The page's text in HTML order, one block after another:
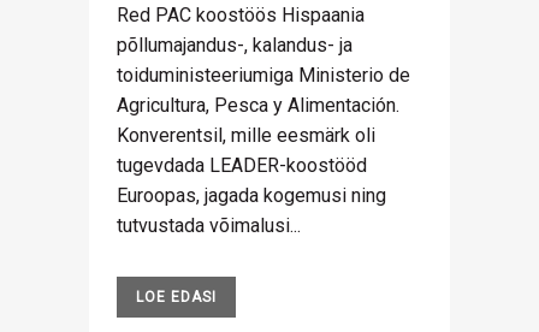
Red PAC koostöös Hispaania
põllumajandus-, kalandus- ja
toiduministeeriumiga Ministerio de
Agricultura, Pesca y Alimentación.
Konverentsil, mille eesmärk oli
tugevdada LEADER-koostööd
Euroopas, jagada kogemusi ning
tutvustada võimalusi...
LOE EDASI